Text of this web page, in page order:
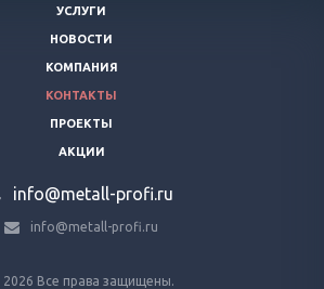
обработку персональных данных
поля
Все права защищены.
УСЛУГИ
НОВОСТИ
КОМПАНИЯ
КОНТАКТЫ
ПРОЕКТЫ
АКЦИИ
info@metall-profi.ru
info@metall-profi.ru